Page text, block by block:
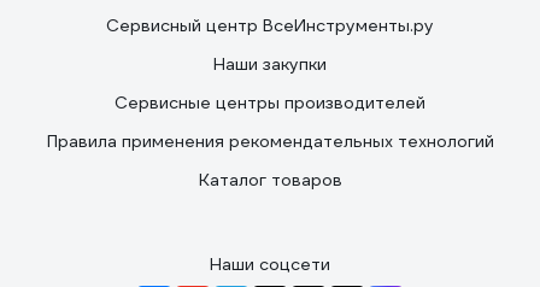
Сервисный центр ВсеИнструменты.ру
Наши закупки
Сервисные центры производителей
Правила применения рекомендательных технологий
Каталог товаров
Наши соцсети